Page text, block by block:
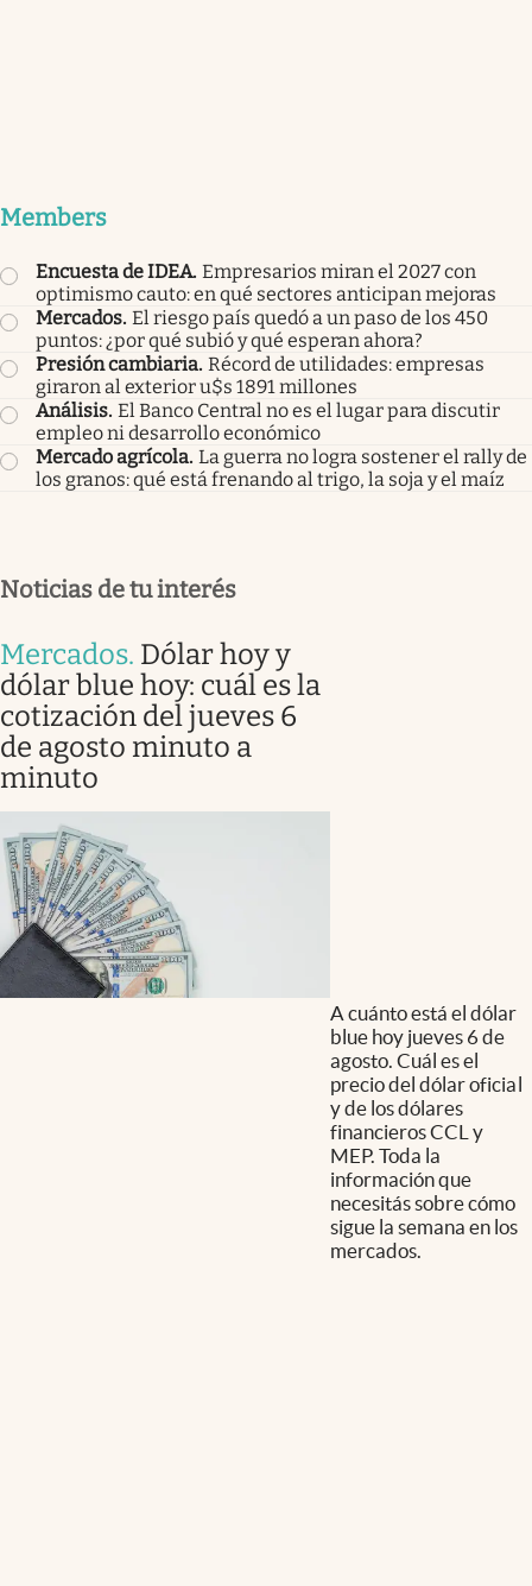
Members
Encuesta de IDEA. Empresarios miran el 2027 con
optimismo cauto: en qué sectores anticipan mejoras
Mercados. El riesgo país quedó a un paso de los 450
puntos: ¿por qué subió y qué esperan ahora?
Presión cambiaria. Récord de utilidades: empresas
giraron al exterior u$s 1891 millones
Análisis. El Banco Central no es el lugar para discutir
empleo ni desarrollo económico
Mercado agrícola. La guerra no logra sostener el rally de
los granos: qué está frenando al trigo, la soja y el maíz
Noticias de tu interés
Mercados. Dólar hoy y
dólar blue hoy: cuál es la
cotización del jueves 6
de agosto minuto a
minuto
A cuánto está el dólar
blue hoy jueves 6 de
agosto. Cuál es el
precio del dólar oficial
y de los dólares
financieros CCL y
MEP. Toda la
información que
necesitás sobre cómo
sigue la semana en los
mercados.